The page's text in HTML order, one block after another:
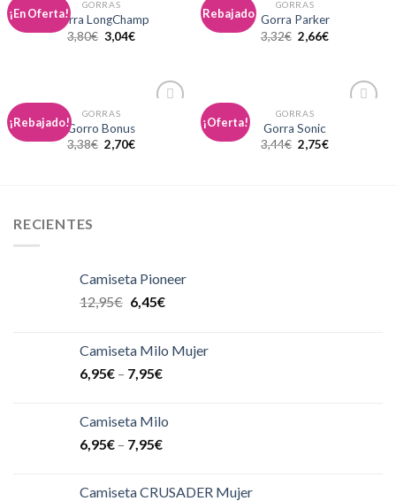
¡En Oferta!
GORRAS
Gorra LongChamp
3,80€ 3,04€
Rebajado
GORRAS
Gorra Parker
3,32€ 2,66€
¡Rebajado!
GORRAS
Gorro Bonus
3,38€ 2,70€
¡Oferta!
GORRAS
Gorra Sonic
3,44€ 2,75€
RECIENTES
Camiseta Pioneer
12,95€ 6,45€
Camiseta Milo Mujer
6,95€ – 7,95€
Camiseta Milo
6,95€ – 7,95€
Camiseta CRUSADER Mujer